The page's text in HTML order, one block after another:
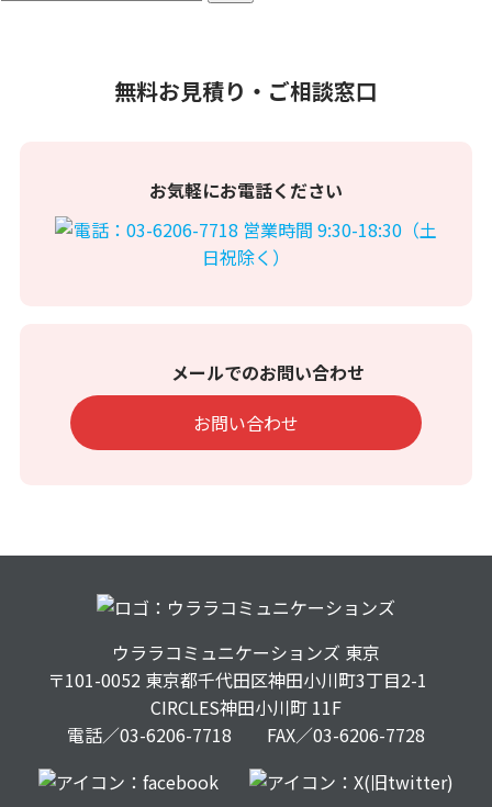
無料お見積り・ご相談窓口
お気軽にお電話ください
メールでのお問い合わせ
お問い合わせ
ウララコミュニケーションズ 東京
〒101-0052 東京都千代田区神田小川町3丁目2-1
CIRCLES神田小川町 11F
電話／03-6206-7718 FAX／03-6206-7728